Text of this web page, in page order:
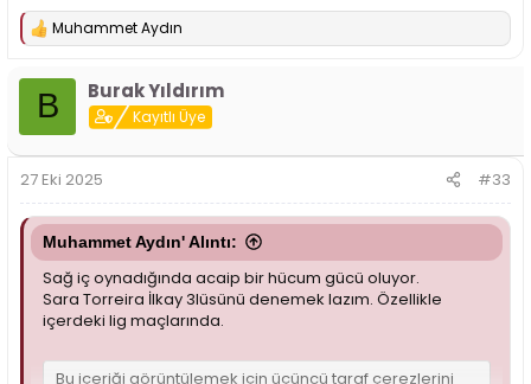
T
:
Muhammet Aydın
B Burak Yıldırım
Kayıtlı Üye
27 Eki 2025 #33
Muhammet Aydın' Alıntı:
Sağ iç oynadığında acaip bir hücum gücü oluyor.
Sara Torreira İlkay 3lüsünü denemek lazım. Özellikle
içerdeki lig maçlarında.
Bu içeriği görüntülemek için üçüncü taraf çerezlerini